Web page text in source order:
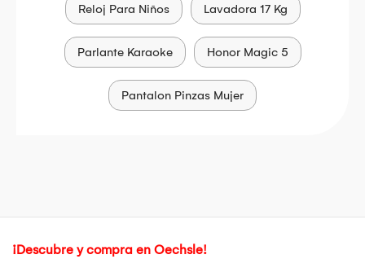
Reloj Para Niños Lavadora 17 Kg
Parlante Karaoke Honor Magic 5
Pantalon Pinzas Mujer
¡Descubre y compra en Oechsle!